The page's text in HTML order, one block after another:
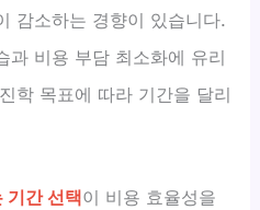
감소하는 경향이 있습니다.
과 비용 부담 최소화에 유리
학 목표에 따라 기간을 달리
기간 선택이 비용 효율성을